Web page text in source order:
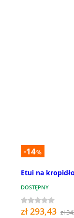
-14%
Etui na
DOSTĘPNY
zł 293,43 zł